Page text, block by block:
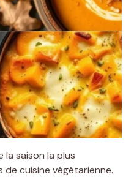
la saison la plus
cuisine végétarienne.